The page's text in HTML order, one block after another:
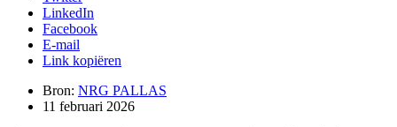
LinkedIn
Facebook
E-mail
Link kopiëren
Bron: NRG PALLAS
11 februari 2026